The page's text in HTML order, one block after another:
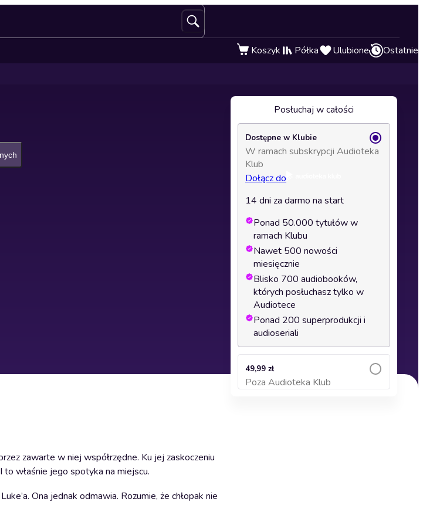
Koszyk Półka Ulubione Ostatnie
zawarte w niej współrzędne. Ku jej zaskoczeniu
właśnie jego spotyka na miejscu.
Ona jednak odmawia. Rozumie, że chłopak nie
Posłuchaj w całości
Dostępne w Klubie
W ramach subskrypcji Audioteka
Klub
Dołącz do
14 dni za darmo na start
Ponad 50.000 tytułów w
ramach Klubu
Nawet 500 nowości
miesięcznie
Blisko 700 audiobooków,
których posłuchasz tylko w
Audiotece
Ponad 200 superprodukcji i
audioseriali
49,99 zł
Poza Audioteka Klub
Dodaj do koszyka